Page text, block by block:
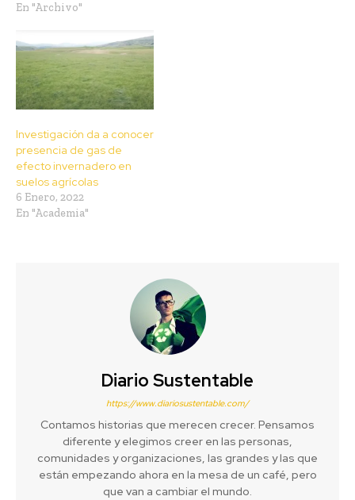
En "Archivo"
Investigación da a conocer
presencia de gas de
efecto invernadero en
suelos agrícolas
6 Enero, 2022
En "Academia"
Diario Sustentable
https://www.diariosustentable.com/
Contamos historias que merecen crecer. Pensamos
diferente y elegimos creer en las personas,
comunidades y organizaciones, las grandes y las que
están empezando ahora en la mesa de un café, pero
que van a cambiar el mundo.